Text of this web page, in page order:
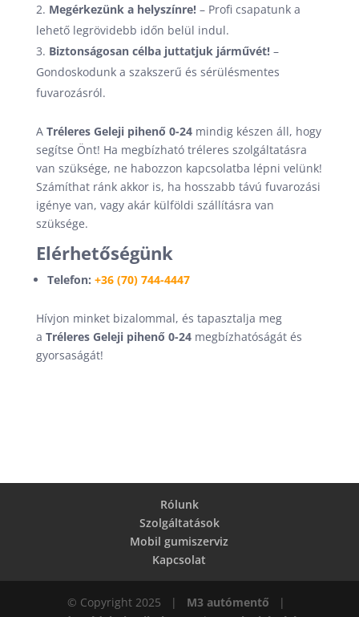
Megérkezünk a helyszínre!– Profi csapatunk a
lehető legrövidebb időn belül indul.
Biztonságosan célba juttatjuk járművét!–
Gondoskodunk a szakszerű és sérülésmentes
fuvarozásról.
A Tréleres Geleji pihenő 0-24mindig készen áll, hogy
segítse Önt! Ha megbízható tréleres szolgáltatásra
van szüksége, ne habozzon kapcsolatba lépni velünk!
Számíthat ránk akkor is, ha hosszabb távú fuvarozási
igénye van, vagy akár külföldi szállításra van
szüksége.
Elérhetőségünk
Telefon: +36 (70) 744-4447
Hívjon minket bizalommal, és tapasztalja meg
a Tréleres Geleji pihenő 0-24megbízhatóságát és
gyorsaságát!
Rólunk
Szolgáltatások
Mobil gumiszerviz
Kapcsolat
© Copyright 2025 | M3 autómentő |